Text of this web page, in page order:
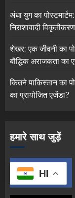
अंधा युग का
निराशावादी
शेखर: एक जीवनी का
बौद्धिक अराजकता का
कितने पाकिस्तान का
का प्रायोजित एजेंडा?
हमारे साथ जुड़ें
HI